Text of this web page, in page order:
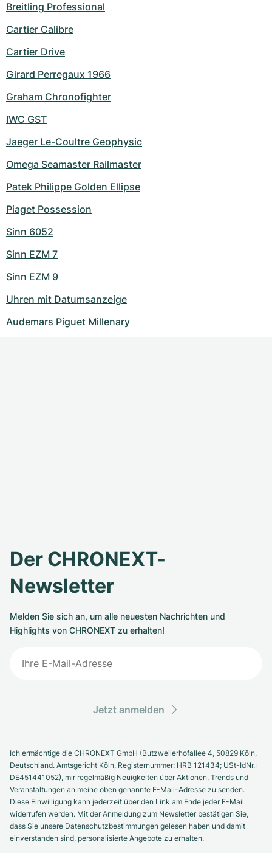
Breitling Professional
Cartier Calibre
Cartier Drive
Girard Perregaux 1966
Graham Chronofighter
IWC GST
Jaeger Le-Coultre Geophysic
Omega Seamaster Railmaster
Patek Philippe Golden Ellipse
Piaget Possession
Sinn 6052
Sinn EZM 7
Sinn EZM 9
Uhren mit Datumsanzeige
Audemars Piguet Millenary
Der CHRONEXT-
Newsletter
Melden Sie sich an, um alle neuesten Nachrichten und
Highlights von CHRONEXT zu erhalten!
Jetzt anmelden
Ich ermächtige die CHRONEXT GmbH (Butzweilerhofallee 4, 50829 Köln,
Deutschland. Amtsgericht Köln, Registernummer: HRB 121434; USt-IdNr.:
DE451441052), mir regelmäßig Neuigkeiten über Aktionen, Trends und
Veranstaltungen an meine oben genannte E-Mail-Adresse zu senden.
Diese Einwilligung kann jederzeit über den Link am Ende jeder E-Mail
widerrufen werden. Mit der Anmeldung zum Newsletter bestätigen Sie,
dass Sie unsere Datenschutzbestimmungen gelesen haben und damit
einverstanden sind, personalisierte Angebote zu erhalten.